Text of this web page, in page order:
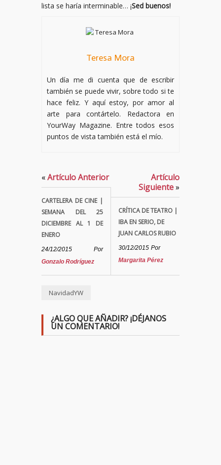
lista se haría interminable… ¡Sed buenos!
Teresa Mora
Un día me di cuenta que de escribir
también se puede vivir, sobre todo si te
hace feliz. Y aquí estoy, por amor al
arte para contártelo. Redactora en
YourWay Magazine. Entre todos esos
puntos de vista también está el mío.
«Artículo Anterior
CARTELERA DE CINE |
SEMANA DEL 25
DICIEMBRE AL 1 DE
ENERO
24/12/2015
Por
Gonzalo Rodríguez
Artículo
Siguiente»
CRÍTICA DE TEATRO |
IBA EN SERIO, DE
JUAN CARLOS RUBIO
30/12/2015 Por
Margarita Pérez
NavidadYW
¿ALGO QUE AÑADIR? ¡DÉJANOS
UN COMENTARIO!